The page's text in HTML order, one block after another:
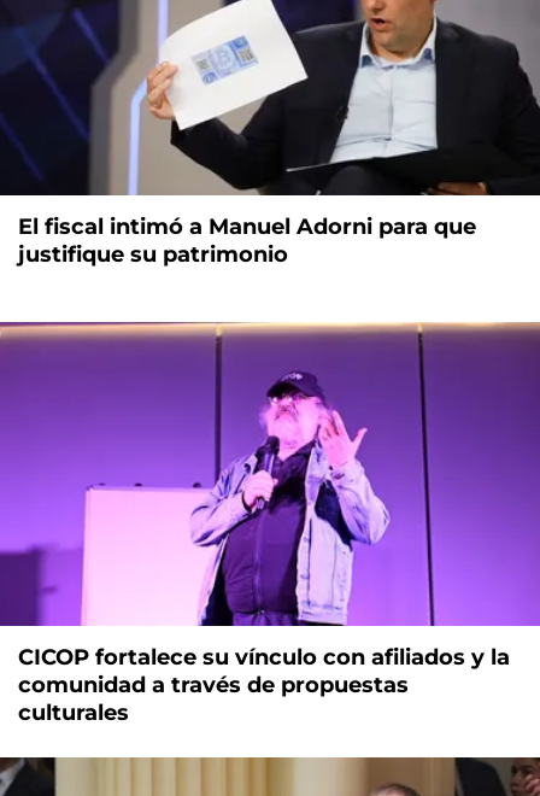
El fiscal intimó a Manuel Adorni para que
justifique su patrimonio
CICOP fortalece su vínculo con afiliados y la
comunidad a través de propuestas
culturales